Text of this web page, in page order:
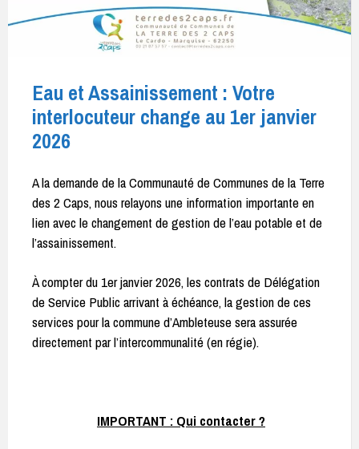
Eau et Assainissement : Votre
interlocuteur change au 1er janvier
2026
A la demande de la Communauté de Communes de la Terre
des 2 Caps, nous relayons une information importante en
lien avec le changement de gestion de l’eau potable et de
l’assainissement.
À compter du 1er janvier 2026, les contrats de Délégation
de Service Public arrivant à échéance, la gestion de ces
services pour la commune d’Ambleteuse sera assurée
directement par l’intercommunalité (en régie).
IMPORTANT : Qui contacter ?